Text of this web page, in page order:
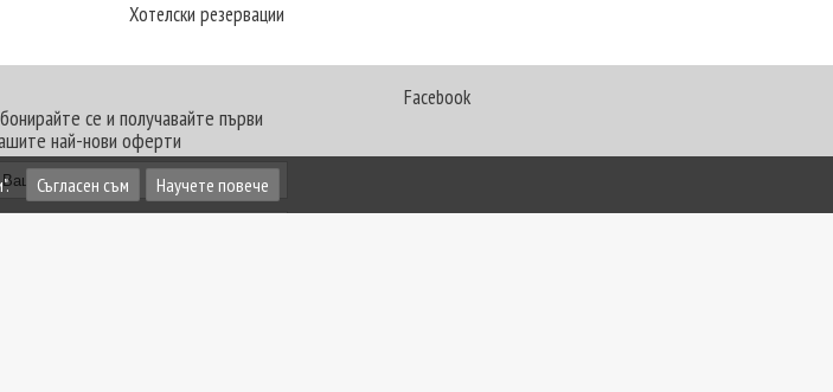
Хотелски резервации
се и получавайте първи
най-нови оферти
Facebook
Съгласен съм Научете повече